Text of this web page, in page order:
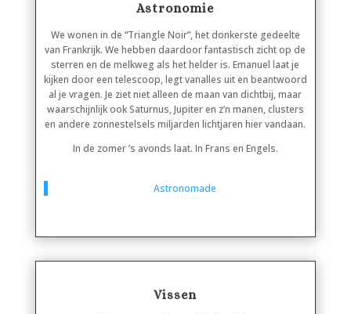
Astronomie
We wonen in de “Triangle Noir”, het donkerste gedeelte
van Frankrijk. We hebben daardoor fantastisch zicht op de
sterren en de melkweg als het helder is. Emanuel laat je
kijken door een telescoop, legt vanalles uit en beantwoord
al je vragen. Je ziet niet alleen de maan van dichtbij, maar
waarschijnlijk ook Saturnus, Jupiter en z’n manen, clusters
en andere zonnestelsels miljarden lichtjaren hier vandaan.
In de zomer ’s avonds laat. In Frans en Engels.
Astronomade
Vissen